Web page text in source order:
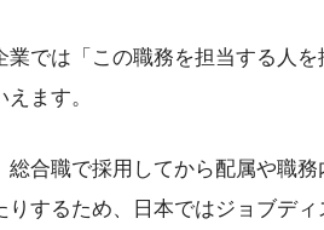
業では「この職務を担当する人
ます。
総合職で採用してから配属や職
りするため、日本ではジョブデ